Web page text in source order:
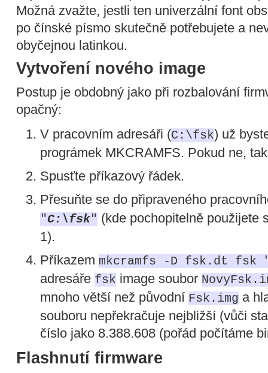
Možná zvažte, jestli ten univerzální font
po čínské písmo skutečně potřebujete a
obyčejnou latinkou.
Vytvoření nového image
Postup je obdobný jako při rozbalování
opačný:
V pracovním adresáři (C:\fsk) už
prográmek MKCRAMFS. Pokud ne,
Spusťte příkazový řádek.
Přesuňte se do připraveného
"C:\fsk" (kde pochopitelně použijete
1).
Příkazem mkcramfs -D fsk.dt fsk
adresáře fsk image soubor
mnoho větší než původní Fsk.img a
souboru nepřekračuje nejbližší (vůči
číslo jako 8.388.608 (pořád počítáme
Flashnutí firmware